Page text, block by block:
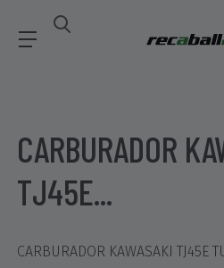
Recambios CARBURADOR KAWASAKI
CARBURADOR
TJ45E...
CARBURADOR KAWASAKI TJ45E